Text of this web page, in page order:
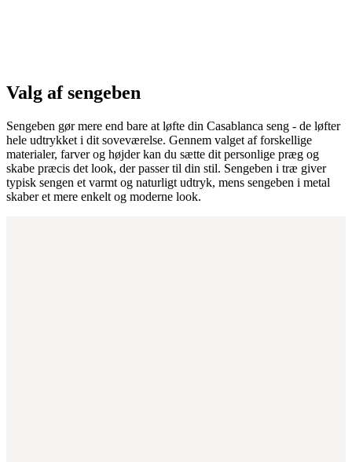
Valg af sengeben
Sengeben gør mere end bare at løfte din Casablanca seng - de løfter
hele udtrykket i dit soveværelse. Gennem valget af forskellige
materialer, farver og højder kan du sætte dit personlige præg og
skabe præcis det look, der passer til din stil. Sengeben i træ giver
typisk sengen et varmt og naturligt udtryk, mens sengeben i metal
skaber et mere enkelt og moderne look.